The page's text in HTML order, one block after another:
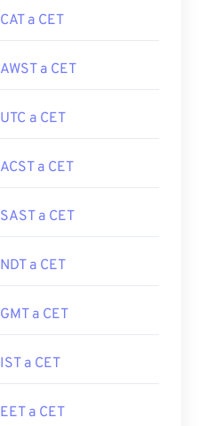
CAT a CET
AWST a CET
UTC a CET
ACST a CET
SAST a CET
NDT a CET
GMT a CET
IST a CET
EET a CET